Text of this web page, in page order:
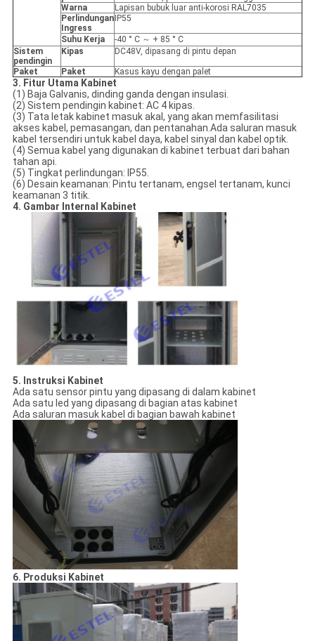
Warna
Lapisan bubuk luar anti-korosi RAL7035
Perlindungan
Ingress
IP55
Suhu Kerja
-40 ° C ～ + 85 ° C
Sistem
pendingin
Kipas DC48V, dipasang di pintu depan
Paket Paket Kasus kayu dengan palet
3. Fitur Utama Kabinet
(1) Baja Galvanis, dinding ganda dengan insulasi.
(2) Sistem pendingin kabinet: AC 4 kipas.
(3) Tata letak kabinet masuk akal, yang akan memfasilitasi
akses kabel, pemasangan, dan pentanahan.Ada saluran masuk
kabel tersendiri untuk kabel daya, kabel sinyal dan kabel optik.
(4) Semua kabel yang digunakan di kabinet terbuat dari bahan
tahan api.
(5) Tingkat perlindungan: IP55.
(6) Desain keamanan: Pintu tertanam, engsel tertanam, kunci
keamanan 3 titik.
4. Gambar Internal Kabinet
5. Instruksi Kabinet
Ada satu sensor pintu yang dipasang di dalam kabinet
Ada satu led yang dipasang di bagian atas kabinet
Ada saluran masuk kabel di bagian bawah kabinet
6. Produksi Kabinet